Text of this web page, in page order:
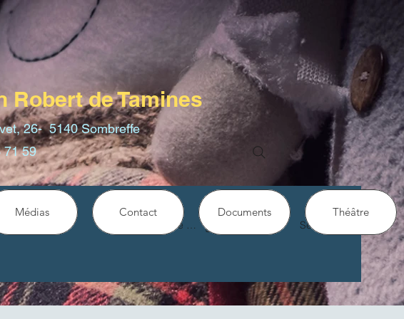
Robert de Tamines
26- 5140 Sombreffe
71 59
Se connecter Se connecter
Médias Contact Documents Théâtre